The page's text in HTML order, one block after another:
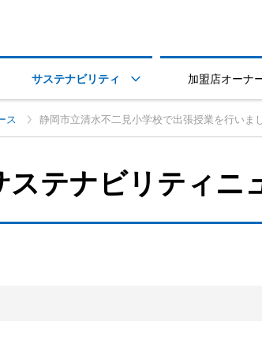
サステナビリティ  加盟店オーナ
ス 静岡市立清水不二見小学校で出張授業を行いま
ステナビリティニ